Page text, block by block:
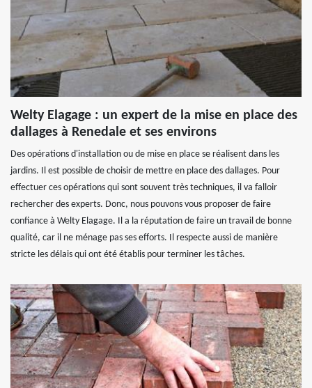
Welty Elagage : un expert de la mise en place des
dallages à Renedale et ses environs
Des opérations d'installation ou de mise en place se réalisent dans les
jardins. Il est possible de choisir de mettre en place des dallages. Pour
effectuer ces opérations qui sont souvent très techniques, il va falloir
rechercher des experts. Donc, nous pouvons vous proposer de faire
confiance à Welty Elagage. Il a la réputation de faire un travail de bonne
qualité, car il ne ménage pas ses efforts. Il respecte aussi de manière
stricte les délais qui ont été établis pour terminer les tâches.